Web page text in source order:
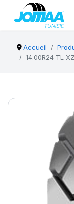
Accueil
14.00R24 TL